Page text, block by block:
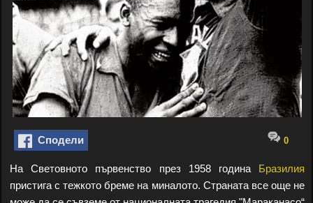
Сподели 0
На Световното първенство през 1958 година Бразилия
пристига с тежкото бреме на миналото. Страната все още не